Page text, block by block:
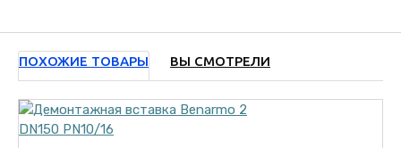
ПОХОЖИЕ ТОВАРЫ ВЫ СМОТРЕЛИ